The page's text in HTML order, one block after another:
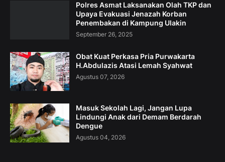
Polres Asmat Laksanakan Olah TKP dan
Upaya Evakuasi Jenazah Korban
Penembakan di Kampung Ulakin
September 26, 2025
Obat Kuat Perkasa Pria Purwakarta
H.Abdulazis Atasi Lemah Syahwat
Agustus 07, 2026
Masuk Sekolah Lagi, Jangan Lupa
Lindungi Anak dari Demam Berdarah
Dengue
Agustus 04, 2026